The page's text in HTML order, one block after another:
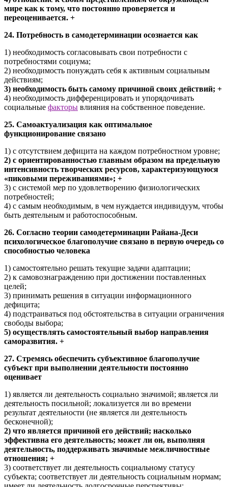
мире как к тому, что постоянно проверяется и
переоценивается. +
24. Потребность в самодетерминации осознается как
1) необходимость согласовывать свои потребности с
потребностями социума;
2) необходимость понуждать себя к активным социальным
действиям;
3) необходимость быть самому причиной своих действий; +
4) необходимость дифференцировать и упорядочивать
социальные факторы влияния на собственное поведение.
25. Самоактуализация как оптимальное
функционирование связано
1) с отсутствием дефицита на каждом потребностном уровне;
2) с ориентированностью главным образом на предельную
интенсивность творческих ресурсов, характеризующуюся
«пиковыми переживаниями»; +
3) с системой мер по удовлетворению физиологических
потребностей;
4) с самым необходимым, в чем нуждается индивидуум, чтобы
быть деятельным и работоспособным.
26. Согласно теории самодетерминации Райана-Деси
психологическое благополучие связано в первую очередь со
способностью человека
1) самостоятельно решать текущие задачи адаптации;
2) к самовознаграждению при достижении поставленных
целей;
3) принимать решения в ситуации информационного
дефицита;
4) подстраиваться под обстоятельства в ситуации ограничения
свободы выбора;
5) осуществлять самостоятельный выбор направления
саморазвития. +
27. Стремясь обеспечить субъективное благополучие
субъект при выполнении деятельности постоянно
оценивает
1) является ли деятельность социально значимой; является ли
деятельность посильной; локализуется ли во времени
результат деятельности (не является ли деятельность
бесконечной);
2) что является причиной его действий; насколько
эффективна его деятельность; может ли он, выполняя
деятельность, поддерживать значимые межличностные
отношения; +
3) соответствует ли деятельность социальному статусу
субъекта; соответствует ли деятельность социальным нормам;